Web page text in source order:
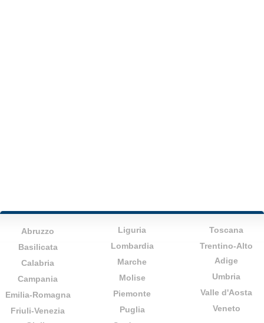
Abruzzo
Basilicata
Calabria
Campania
Emilia-Romagna
Friuli-Venezia
Liguria
Lombardia
Marche
Molise
Piemonte
Puglia
Toscana
Trentino-Alto
Adige
Umbria
Valle d'Aosta
Veneto